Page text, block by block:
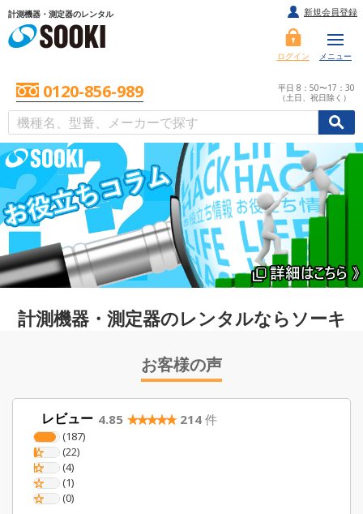
計測機器・測定器のレンタル
ログイン メニュー
0120-856-989
平日 8：50〜17：30
（土日、祝日除く）
//
新規会員登録
計測機器・測定器のレンタルならソーキ
お客様の声
レビュー 4.85 ☆
★☆
★☆
★☆
★☆
★ 214 件
☆★☆★☆★☆★☆★ (187)
☆★☆★☆★☆★☆★ (22)
☆★☆★☆★☆★☆★ (4)
☆★☆★☆★☆★☆★ (1)
☆★☆★☆★☆★☆★ (0)